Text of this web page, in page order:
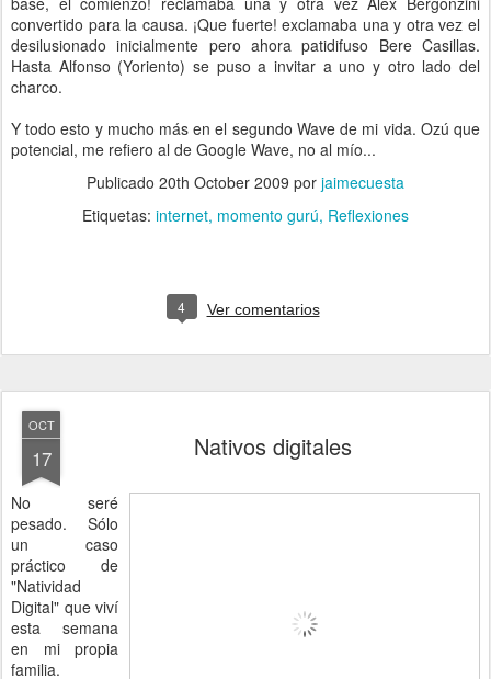
convertido para la causa. ¡Que fuerte! exclamaba una y otra vez el
desilusionado inicialmente pero ahora patidifuso Bere Casillas.
Hasta Alfonso (Yoriento) se puso a invitar a uno y otro lado del
charco.
Y todo esto y mucho más en el segundo Wave de mi vida. Ozú que
potencial, me refiero al de Google Wave, no al mío...
Publicado 20th October 2009 por jaimecuesta
Etiquetas: internet momento gurú Reflexiones
4 Ver comentarios
OCT
17 Nativos digitales
No seré
pesado. Sólo
un caso
práctico de
"Natividad
Digital" que viví
esta semana
en mi propia
familia.